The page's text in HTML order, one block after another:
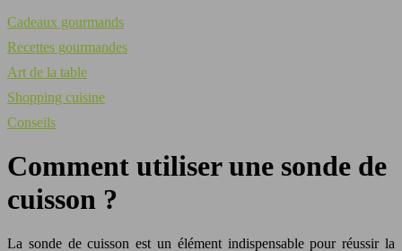
Cadeaux gourmands
Recettes gourmandes
Art de la table
Shopping cuisine
Conseils
Comment utiliser une sonde de
cuisson ?
La sonde de cuisson est un élément indispensable pour réussir la